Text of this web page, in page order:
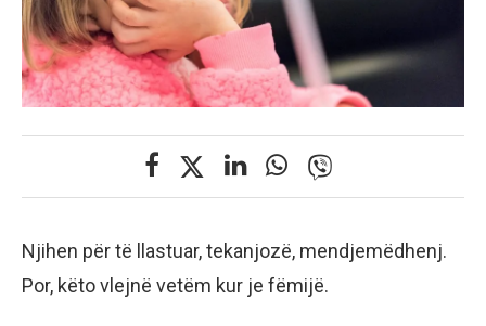
Njihen për të llastuar, tekanjozë, mendjemëdhenj.
Por, këto vlejnë vetëm kur je fëmijë.